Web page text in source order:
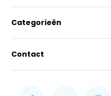
Categorieën
Contact